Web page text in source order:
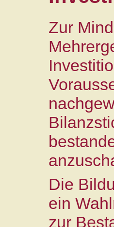
Zur
Die
ein
zur